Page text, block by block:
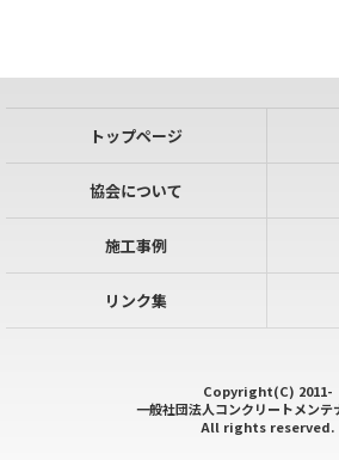
トップページ
協会について
施工事例
リンク集
Copyright(C) 2011-
一般社団法人コンクリートメンテ
All rights reserved.